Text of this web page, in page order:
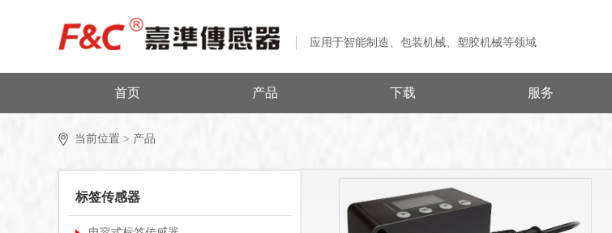
应用于智能制造、包装机械、塑胶机械等领域
首页 产品 下载 服务
当前位置 > 产品
标签传感器